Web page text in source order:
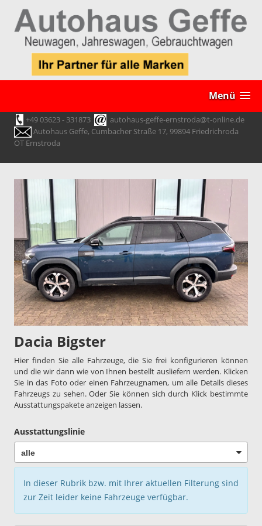
Menü
+49 03623 - 331873
autohaus-geffe-ernstroda@t-online.de
Autohaus Geffe, Cumbacher Straße 17, 99894 Friedrichroda
OT Ernstroda
Dacia Bigster
Hier finden Sie alle Fahrzeuge, die Sie frei konfigurieren können
und die wir dann wie von Ihnen bestellt ausliefern werden. Klicken
Sie in das Foto oder einen Fahrzeugnamen, um alle Details dieses
Fahrzeugs zu sehen. Oder Sie können sich durch Klick bestimmte
Ausstattungspakete anzeigen lassen.
Ausstattungslinie
In dieser Rubrik bzw. mit Ihrer aktuellen Filterung sind
zur Zeit leider keine Fahrzeuge verfügbar.